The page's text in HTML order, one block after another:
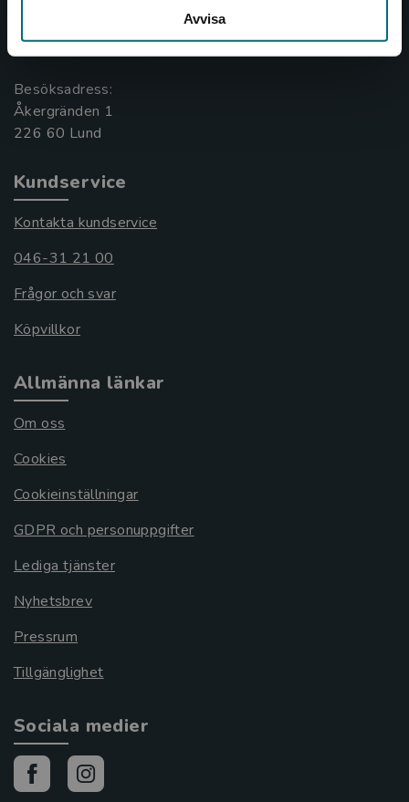
Avvisa
221 00 Lund
Besöksadress:
Åkergränden 1
Kundservice
Kontakta kundservice
046-31 21 00
Frågor och svar
Köpvillkor
Allmänna länkar
Om oss
Cookies
Cookieinställningar
GDPR och personuppgifter
Lediga tjänster
Nyhetsbrev
Pressrum
Tillgänglighet
Sociala medier